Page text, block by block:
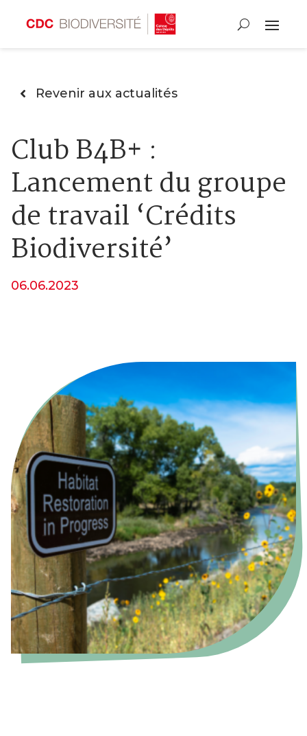
Revenir aux actualités
Club B4B+ :
Lancement du groupe
de travail ‘Crédits
Biodiversité’
06.06.2023